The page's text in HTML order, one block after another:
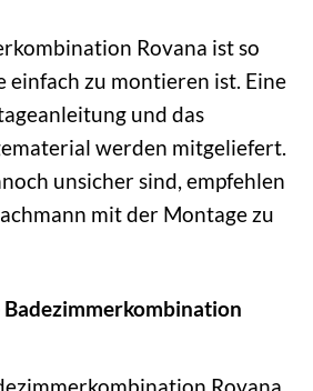
Rovana ist so
einfach zu montieren ist. Eine
und das
werden mitgeliefert.
unsicher sind, empfehlen
mit der Montage zu
Rovana